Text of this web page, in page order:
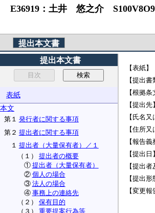
E36919：土井 悠之介
提出本文書
提出本文書